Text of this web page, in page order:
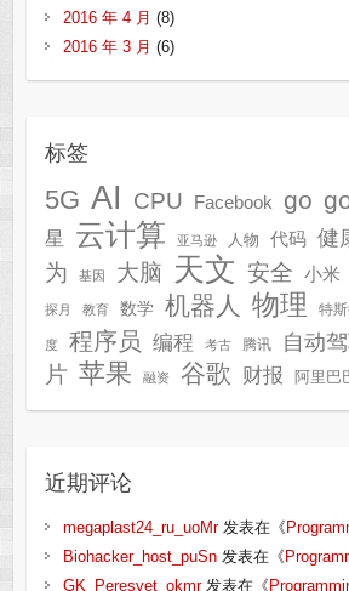
2016 年 4 月 (8)
2016 年 3 月 (6)
标签
5G AI CPU Facebook go
星
云计算 亚马逊 人物 代码 健
为
基因 大脑 天文 安全 小米
探月 教育 数学 机器人 物理 特
度 程序员 编程 考古 腾讯 自动
片 苹果 融资 谷歌 财报 阿里巴
近期评论
megaplast24_ru_uoMr发表在《
Biohacker_host_puSn发表在《
GK_Peresvet_okmr发表在《